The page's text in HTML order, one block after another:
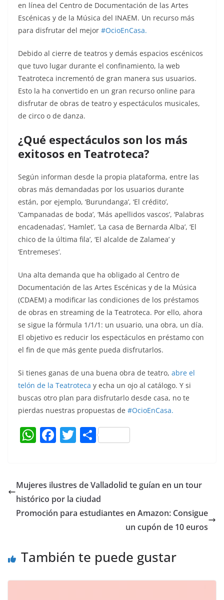
en línea del Centro de Documentación de las Artes
Escénicas y de la Música del INAEM. Un recurso más
para disfrutar del mejor #OcioEnCasa.
Debido al cierre de teatros y demás espacios escénicos
que tuvo lugar durante el confinamiento, la web
Teatroteca incrementó de gran manera sus usuarios.
Esto la ha convertido en un gran recurso online para
disfrutar de obras de teatro y espectáculos musicales,
de circo o de danza.
¿Qué espectáculos son los más
exitosos en Teatroteca?
Según informan desde la propia plataforma, entre las
obras más demandadas por los usuarios durante
están, por ejemplo, ‘Burundanga’, ‘El crédito’,
‘Campanadas de boda’, ‘Más apellidos vascos’, ‘Palabras
encadenadas’, ‘Hamlet’, ‘La casa de Bernarda Alba’, ‘El
chico de la última fila’, ‘El alcalde de Zalamea’ y
‘Entremeses’.
Una alta demanda que ha obligado al Centro de
Documentación de las Artes Escénicas y de la Música
(CDAEM) a modificar las condiciones de los préstamos
de obras en streaming de la Teatroteca. Por ello, ahora
se sigue la fórmula 1/1/1: un usuario, una obra, un día.
El objetivo es reducir los espectáculos en préstamo con
el fin de que más gente pueda disfrutarlos.
Si tienes ganas de una buena obra de teatro, abre el
telón de la Teatroteca y echa un ojo al catálogo. Y si
buscas otro plan para disfrutarlo desde casa, no te
pierdas nuestras propuestas de #OcioEnCasa.
W
s
A
p
F
e
b
o
k
T
er
C
p
ar
tir
Mujeres ilustres de Valladolid te guían en un tour
histórico por la ciudad
Promoción para estudiantes en Amazon: Consigue
un cupón de 10 euros
También te puede gustar